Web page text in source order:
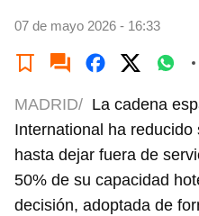
07 de mayo 2026 - 16:33
MADRID/ La cadena
International ha
hasta dejar fuera de
50% de su capacidad
decisión, adoptada de